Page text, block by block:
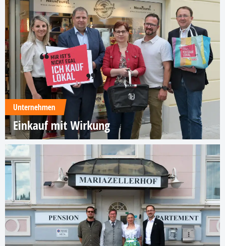
Unternehmen
Einkauf mit Wirkung